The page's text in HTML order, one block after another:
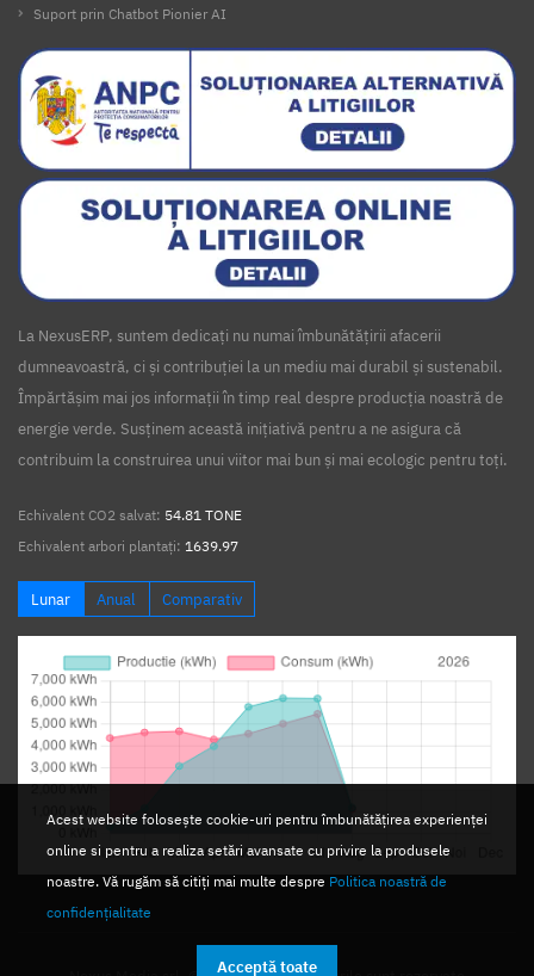
Acest website folosește cookie-uri pentru îmbunătățirea experienței
online si pentru a realiza setări avansate cu privire la produsele
noastre. Vă rugăm să citiți mai multe despre Politica noastră de
confidențialitate
Acceptă toate
Suport prin Chatbot Pionier AI
La NexusERP, suntem dedicați nu numai îmbunătățirii afacerii
dumneavoastră, ci și contribuției la un mediu mai durabil și sustenabil.
Împărtășim mai jos informații în timp real despre producția noastră de
energie verde. Susținem această inițiativă pentru a ne asigura că
contribuim la construirea unui viitor mai bun și mai ecologic pentru toți.
Echivalent CO2 salvat: 54.81 TONE
Echivalent arbori plantați: 1639.97
Lunar Anual Comparativ